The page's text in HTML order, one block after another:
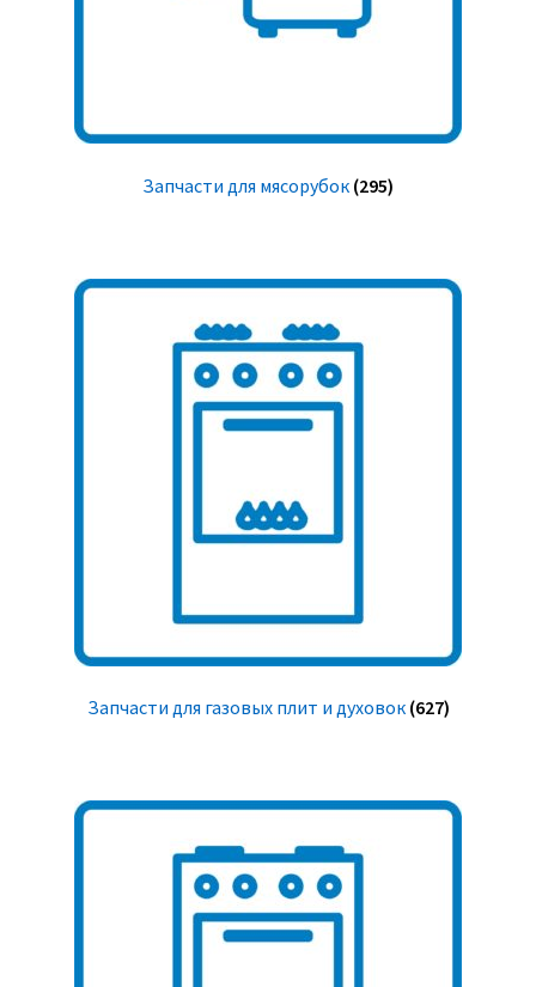
Запчасти для мясорубок (295)
Запчасти для газовых плит и духовок (627)